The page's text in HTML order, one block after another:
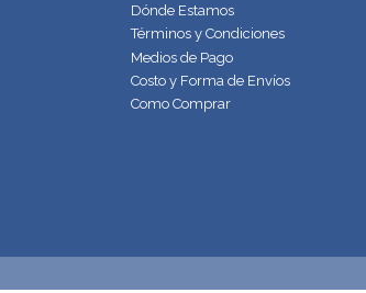
Dónde Estamos
Términos y Condiciones
Medios de Pago
Costo y Forma de Envíos
Como Comprar